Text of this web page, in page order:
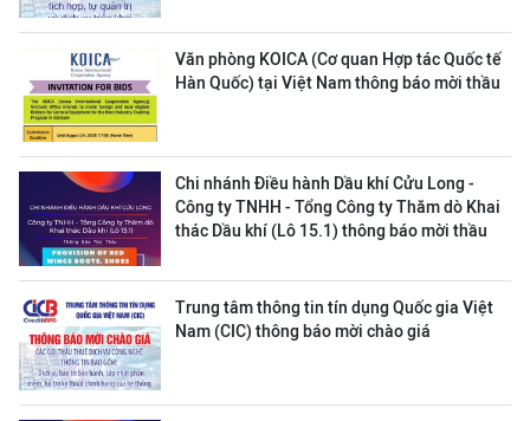
Văn phòng KOICA (Cơ quan Hợp tác Quốc tế
Hàn Quốc) tại Việt Nam thông báo mời thầu
Chi nhánh Điều hành Dầu khí Cửu Long -
Công ty TNHH - Tổng Công ty Thăm dò Khai
thác Dầu khí (Lô 15.1) thông báo mời thầu
Trung tâm thông tin tín dụng Quốc gia Việt
Nam (CIC) thông báo mời chào giá